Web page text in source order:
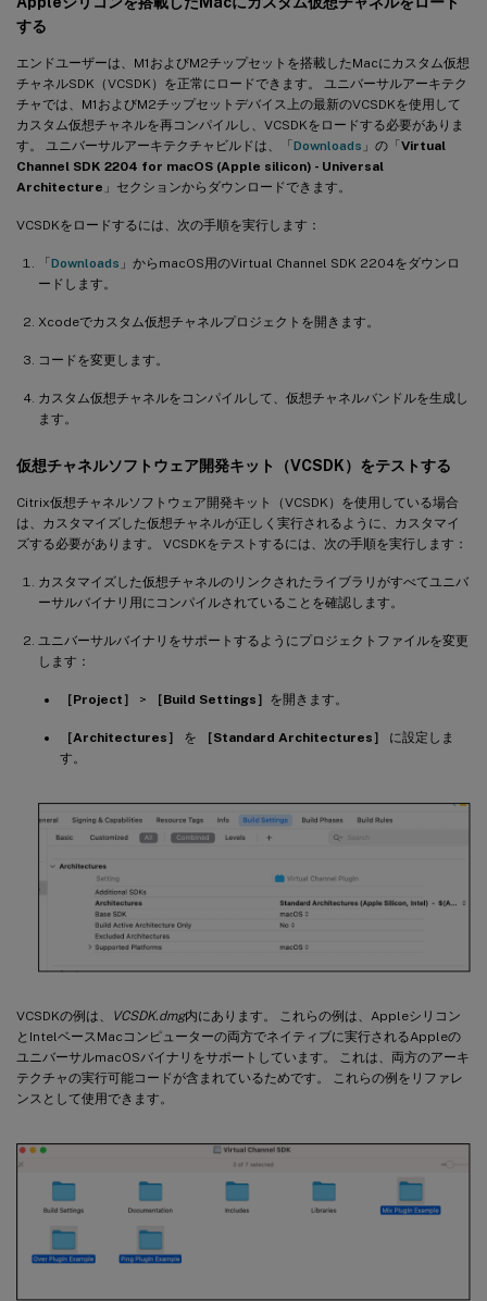
する
エンドユーザーは、M1およびM2チップセットを搭載したMacにカスタム仮想
チャネルSDK（VCSDK）を正常にロードできます。 ユニバーサルアーキテク
チャでは、M1およびM2チップセットデバイス上の最新のVCSDKを使用して
カスタム仮想チャネルを再コンパイルし、VCSDKをロードする必要がありま
す。 ユニバーサルアーキテクチャビルドは、「Downloads 」の「Virtual
Channel SDK 2204 for macOS (Apple silicon) - Universal
Architecture 」セクションからダウンロードできます。
VCSDKをロードするには、次の手順を実行します：
「Downloads 」からmacOS用のVirtual Channel SDK 2204をダウンロ
ードします。
Xcodeでカスタム仮想チャネルプロジェクトを開きます。
コードを変更します。
カスタム仮想チャネルをコンパイルして、仮想チャネルバンドルを生成し
ます。
仮想チャネルソフトウェア開発キット（VCSDK）をテストする
Citrix仮想チャネルソフトウェア開発キット（VCSDK）を使用している場合
は、カスタマイズした仮想チャネルが正しく実行されるように、カスタマイ
ズする必要があります。 VCSDKをテストするには、次の手順を実行します：
カスタマイズした仮想チャネルのリンクされたライブラリがすべてユニバ
ーサルバイナリ用にコンパイルされていることを確認します。
ユニバーサルバイナリをサポートするようにプロジェクトファイルを変更
します：
［Project］ > ［Build Settings］ を開きます。
［Architectures］ を ［Standard Architectures］
に設定しま
す。
VCSDKの例は、 VCSDK.dmg内にあります。 これらの例は、Appleシリコン
とIntelベースMacコンピューターの両方でネイティブに実行されるAppleの
ユニバーサルmacOSバイナリをサポートしています。 これは、両方のアーキ
テクチャの実行可能コードが含まれているためです。 これらの例をリファレ
ンスとして使用できます。